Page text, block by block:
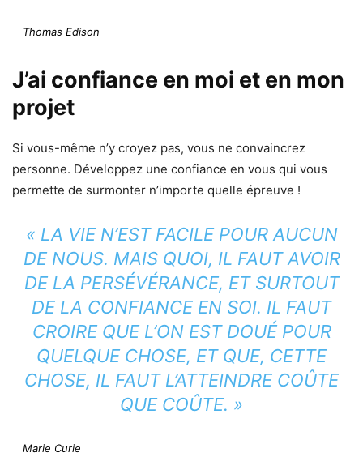
Thomas Edison
J’ai confiance en moi et en mon
projet
Si vous-même n’y croyez pas, vous ne convaincrez
personne. Développez une confiance en vous qui vous
permette de surmonter n’importe quelle épreuve !
« LA VIE N’EST FACILE POUR AUCUN
DE NOUS. MAIS QUOI, IL FAUT AVOIR
DE LA PERSÉVÉRANCE, ET SURTOUT
DE LA CONFIANCE EN SOI. IL FAUT
CROIRE QUE L’ON EST DOUÉ POUR
QUELQUE CHOSE, ET QUE, CETTE
CHOSE, IL FAUT L’ATTEINDRE COÛTE
QUE COÛTE. »
Marie Curie